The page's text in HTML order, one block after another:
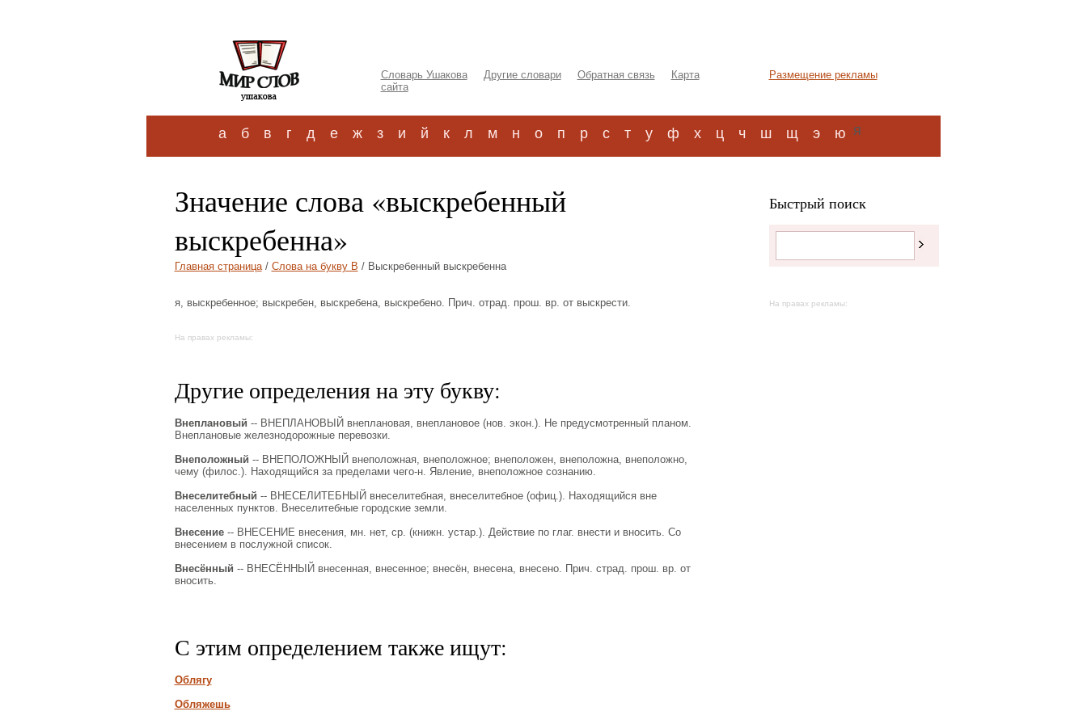
Словарь Ушакова Другие словари Обратная связь
Карта
сайта
Размещение рекламы
а б в г д е ж з и й к л м н о п р с т у ф х ц ч ш щ э ю я
Значение слова «выскребенный
выскребенна»
Главная страница/ Слова на букву В / Выскребенный выскребенна
я, выскребенное; выскребен, выскребена, выскребено. Прич. отрад. прош. вр. от выскрести.
На правах рекламы:
Другие определения на эту букву:
Внеплановый -- ВНЕПЛАНОВЫЙ внеплановая, внеплановое (нов. экон.). Не предусмотренный планом.
Внеплановые железнодорожные перевозки.
Внеположный -- ВНЕПОЛОЖНЫЙ внеположная, внеположное; внеположен, внеположна, внеположно,
чему (филос.). Находящийся за пределами чего-н. Явление, внеположное сознанию.
Внеселитебный -- ВНЕСЕЛИТЕБНЫЙ внеселитебная, внеселитебное (офиц.). Находящийся вне
населенных пунктов. Внеселитебные городские земли.
Внесение-- ВНЕСЕНИЕ внесения, мн. нет, ср. (книжн. устар.). Действие по глаг. внести и вносить. Со
внесением в послужной список.
Внесённый -- ВНЕСЁННЫЙ внесенная, внесенное; внесён, внесена, внесено. Прич. страд. прош. вр. от
вносить.
С этим определением также ищут:
Облягу
Обляжешь
Быстрый поиск
На правах рекламы: